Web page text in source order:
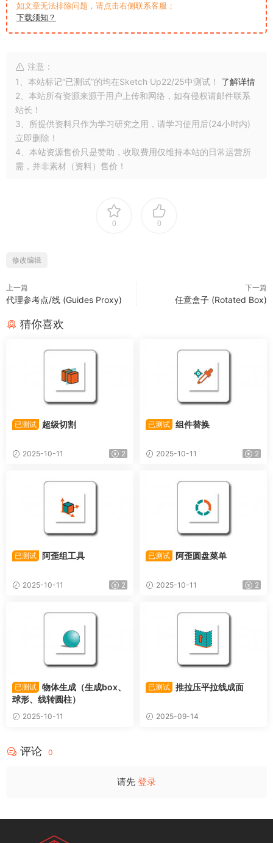
如文章无法排除问题，请点击右侧联系客服；
下载须知？
注意：
1、本站标记“已测试”的均在Sketch Up22/25中测试！ 了解详情
2、本站所有资源来源于用户上传和网络，如有侵权请邮件联系
站长！
3、所提供资料只作为学习研究之用，请学习使用后(24小时内)
立即删除！
4、本站资源售价只是赞助，收取费用仅维持本站的日常运营所
需，并非素材（资料）售价！
0 0
修改编辑
上一篇
代理参考点/线 (Guides Proxy)
下一篇
任意盒子 (Rotated Box)
猜你喜欢
已测试 超级切割
2025-10-11 2
已测试 组件替换
2025-10-11 2
已测试 阿歪组工具
2025-10-11 2
已测试 阿歪圆盘菜单
2025-10-11 2
已测试 物体生成（生成box、
球形、线转圆柱）
2025-10-11
已测试 推拉压平拉线成面
2025-09-14
评论 0
请先 登录